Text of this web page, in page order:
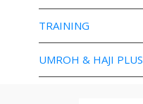
TRAINING
UMROH & HAJI PLUS